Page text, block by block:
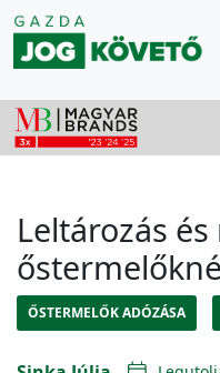
Leltározás
ŐSTERMELŐK ADÓZÁSA